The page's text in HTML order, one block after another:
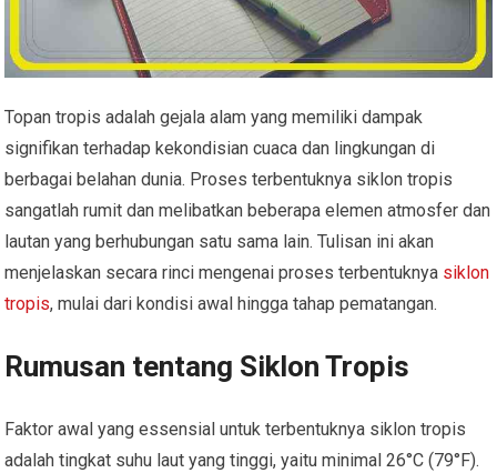
Topan tropis adalah gejala alam yang memiliki dampak
signifikan terhadap kekondisian cuaca dan lingkungan di
berbagai belahan dunia. Proses terbentuknya siklon tropis
sangatlah rumit dan melibatkan beberapa elemen atmosfer dan
lautan yang berhubungan satu sama lain. Tulisan ini akan
menjelaskan secara rinci mengenai proses terbentuknya siklon
tropis, mulai dari kondisi awal hingga tahap pematangan.
Rumusan tentang Siklon Tropis
Faktor awal yang essensial untuk terbentuknya siklon tropis
adalah tingkat suhu laut yang tinggi, yaitu minimal 26°C (79°F).